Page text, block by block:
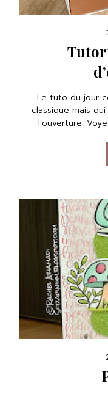
Le tuto du jour
classique mais
l’ouverture.